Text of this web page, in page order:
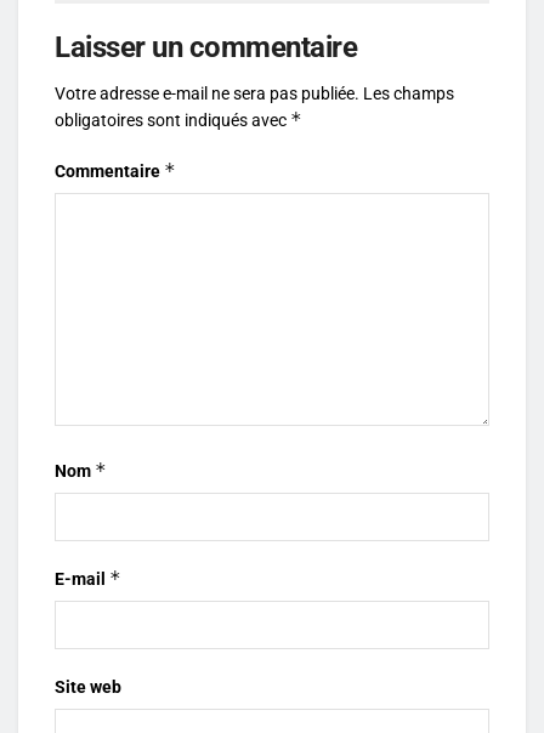
Laisser un commentaire
Votre adresse e-mail ne sera pas publiée. Les champs
obligatoires sont indiqués avec *
Commentaire *
Nom *
E-mail *
Site web